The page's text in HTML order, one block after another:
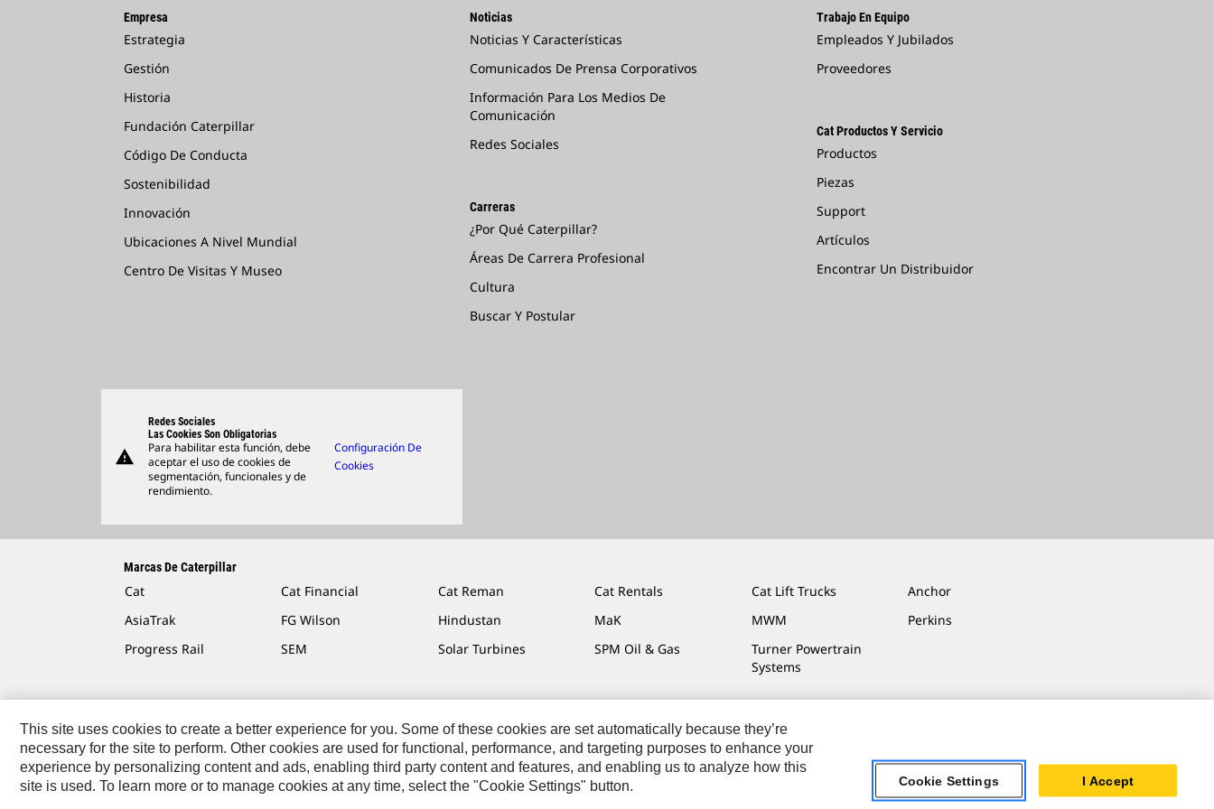
Empresa
Estrategia
Gestión
Historia
Fundación Caterpillar
Código De Conducta
Sostenibilidad
Innovación
Ubicaciones A Nivel Mundial
Centro De Visitas Y Museo
Noticias
Noticias Y Características
Comunicados De Prensa Corporativos
Información Para Los Medios De
Comunicación
Redes Sociales
Carreras
¿Por Qué Caterpillar?
Áreas De Carrera Profesional
Cultura
Buscar Y Postular
Trabajo En Equipo
Empleados Y Jubilados
Proveedores
Cat Productos Y Servicio
Productos
Piezas
Support
Artículos
Encontrar Un Distribuidor
warning
Redes Sociales
Las Cookies Son Obligatorias
Para habilitar esta función, debe
aceptar el uso de cookies de
segmentación, funcionales y de
rendimiento.
Configuración De
Cookies
Marcas De Caterpillar
Cat Cat Financial Cat Reman Cat Rentals Cat Lift Trucks
Anchor
AsiaTrak
FG Wilson Hindustan MaK MWM
Perkins
Progress Rail
SEM Solar Turbines SPM Oil & Gas
Turner Powertrain
Systems
Contáctenos Mapa Del Sitio Cookie Settings Avisos Legales Privacidad Cat.com
Caterpillar © 2026. Todos Los Derechos Reservados.
This site uses cookies to create a better experience for you. Some of these cookies are set automatically because they’re
necessary for the site to perform. Other cookies are used for functional, performance, and targeting purposes to enhance your
experience by personalizing content and ads, enabling third party content and features, and enabling us to analyze how this
site is used. To learn more or to manage cookies at any time, select the "Cookie Settings" button.
Cookie Settings I Accept